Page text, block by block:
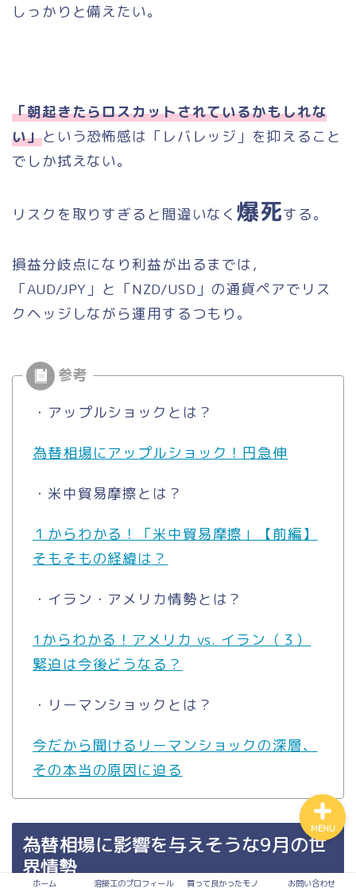
しっかりと備えたい。
「朝起きたらロスカットされているかもしれな
い」という恐怖感は「レバレッジ」を抑えること
でしか拭えない。
リスクを取りすぎると間違いなく爆死する。
損益分岐点になり利益が出るまでは，
「AUD/JPY」と「NZD/USD」の通貨ペアでリス
クヘッジしながら運用するつもり。
・アップルショックとは？
為替相場にアップルショック！円急伸
・米中貿易摩擦とは？
１からわかる！「米中貿易摩擦」【前編】
そもそもの経緯は？
・イラン・アメリカ情勢とは？
1からわかる！アメリカ vs. イラン（３）
緊迫は今後どうなる？
・リーマンショックとは？
今だから聞けるリーマンショックの深層、
その本当の原因に迫る
為替相場に影響を与えそうな9月の世
界情勢
ホーム 溶接工のプロフィール 買って良かったモノ お問い合わせ
MENU
買って良かったモノ
入って損なし！有料サービ
ス
お問い合わせ